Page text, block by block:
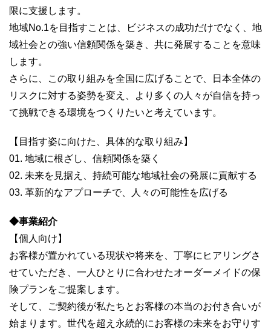
限に支援します。
地域No.1を目指すことは、ビジネスの成功だけでなく、地
域社会との強い信頼関係を築き、共に発展することを意味
します。
さらに、この取り組みを全国に広げることで、日本全体の
リスクに対する姿勢を変え、より多くの人々が自信を持っ
て挑戦できる環境をつくりたいと考えています。
【目指す姿に向けた、具体的な取り組み】
01. 地域に根ざし、信頼関係を築く
02. 未来を見据え、持続可能な地域社会の発展に貢献する
03. 革新的なアプローチで、人々の可能性を広げる
◆事業紹介
【個人向け】
お客様が置かれている現状や将来を、丁寧にヒアリングさ
せていただき、一人ひとりに合わせたオーダーメイドの保
険プランをご提案します。
そして、ご契約後が私たちとお客様の本当のお付き合いが
始まります。世代を超え永続的にお客様の未来をお守りす